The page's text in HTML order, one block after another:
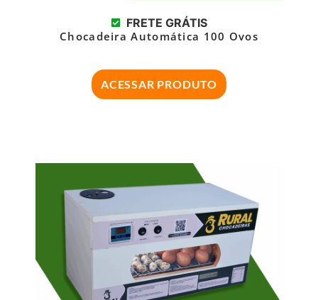
FRETE GRÁTIS
Chocadeira Automática 100 Ovos
ACESSAR PRODUTO